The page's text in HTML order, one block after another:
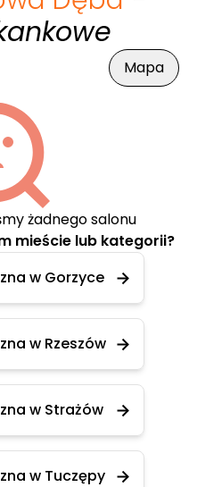
Mapa
żadnego salonu
mieście lub kategorii?
w Gorzyce
w Rzeszów
w Strażów
w Tuczępy